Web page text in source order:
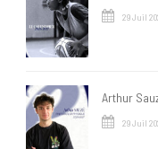
29 Juil
Arthur
29 Juil